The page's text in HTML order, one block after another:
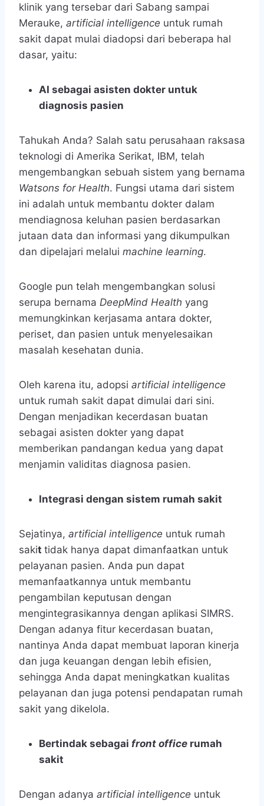
klinik yang tersebar dari Sabang sampai
Merauke, artificial intelligence untuk rumah
sakit dapat mulai diadopsi dari beberapa hal
dasar, yaitu:
AI sebagai asisten dokter untuk
diagnosis pasien
Tahukah Anda? Salah satu perusahaan raksasa
teknologi di Amerika Serikat, IBM, telah
mengembangkan sebuah sistem yang bernama
Watsons for Health. Fungsi utama dari sistem
ini adalah untuk membantu dokter dalam
mendiagnosa keluhan pasien berdasarkan
jutaan data dan informasi yang dikumpulkan
dan dipelajari melalui machine learning.
Google pun telah mengembangkan solusi
serupa bernama DeepMind Health yang
memungkinkan kerjasama antara dokter,
periset, dan pasien untuk menyelesaikan
masalah kesehatan dunia.
Oleh karena itu, adopsi artificial intelligence
untuk rumah sakit dapat dimulai dari sini.
Dengan menjadikan kecerdasan buatan
sebagai asisten dokter yang dapat
memberikan pandangan kedua yang dapat
menjamin validitas diagnosa pasien.
Integrasi dengan sistem rumah sakit
Sejatinya, artificial intelligence untuk rumah
sakit tidak hanya dapat dimanfaatkan untuk
pelayanan pasien. Anda pun dapat
memanfaatkannya untuk membantu
pengambilan keputusan dengan
mengintegrasikannya dengan aplikasi SIMRS.
Dengan adanya fitur kecerdasan buatan,
nantinya Anda dapat membuat laporan kinerja
dan juga keuangan dengan lebih efisien,
sehingga Anda dapat meningkatkan kualitas
pelayanan dan juga potensi pendapatan rumah
sakit yang dikelola.
Bertindak sebagai front office rumah
sakit
Dengan adanya artificial intelligence untuk